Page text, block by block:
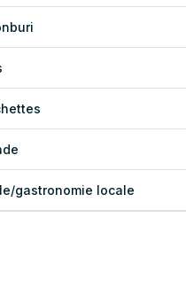
gastronomie locale